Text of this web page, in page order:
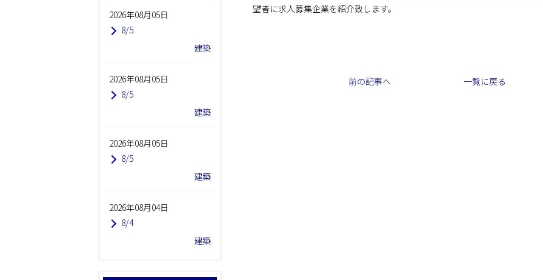
望者に求人募集企業を紹介致します。
前の記事へ 一覧に戻る
2026年08月05日
8/5
建築
2026年08月05日
8/5
建築
2026年08月05日
8/5
建築
2026年08月04日
8/4
建築